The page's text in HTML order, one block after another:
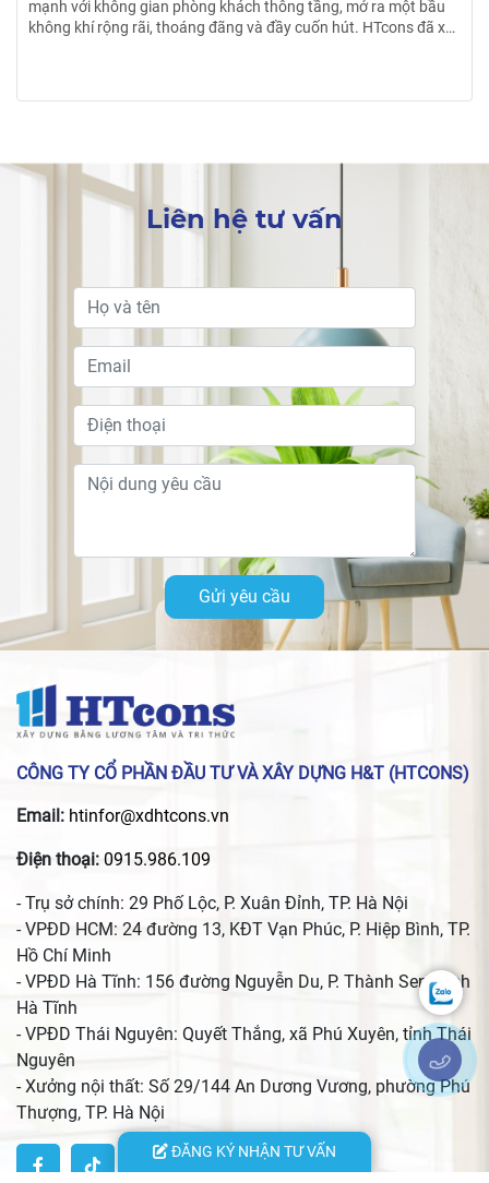
Liên hệ tư vấn
Gửi yêu cầu
CÔNG TY CỔ PHẦN ĐẦU TƯ VÀ XÂY DỰNG H&T (HTCONS)
Email: htinfor@xdhtcons.vn
Điện thoại: 0915.986.109
- Trụ sở chính: 29 Phố Lộc, P. Xuân Đỉnh, TP. Hà Nội
- VPĐD HCM: 24 đường 13, KĐT Vạn Phúc, P. Hiệp Bình, TP.
Hồ Chí Minh
- VPĐD Hà Tĩnh: 156 đường Nguyễn Du, P. Thành Sen, Tỉnh
Hà Tĩnh
- VPĐD Thái Nguyên: Quyết Thắng, xã Phú Xuyên, tỉnh Thái
Nguyên
- Xưởng nội thất: Số 29/144 An Dương Vương, phường Phú
Thượng, TP. Hà Nội
ĐĂNG KÝ NHẬN TƯ VẤN